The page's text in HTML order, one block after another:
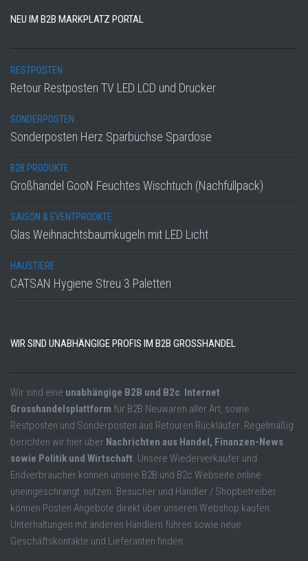
NEU IM B2B MARKPLATZ PORTAL
RESTPOSTEN
Retour Restposten TV LED LCD und Drucker
SONDERPOSTEN
Sonderposten Herz Sparbüchse Spardose
B2B PRODUKTE
Großhandel GooN Feuchtes Wischtuch (Nachfüllpack)
SAISON & EVENTPRODKTE
Glas Weihnachtsbaumkugeln mit LED Licht
HAUSTIERE
CATSAN Hygiene Streu 3 Paletten
WIR SIND UNABHÄNGIGE PROFIS IM B2B GROSSHANDEL
Wir sind eine unabhängige B2B und B2c Internet
Grosshandelsplattform für B2B Neuwaren aller Art, sowie
Restposten und Sonderposten aus Retouren Rückläufer. Regelmäßig
berichten wir hier über Nachrichten aus Handel, Finanzen-News
sowie Politik und Wirtschaft. Unsere Wiederverkäufer und
Endverbraucher können unsere B2B und B2c Webseite online
uneingeschrängt nutzen. Besucher und Händler / Shopbetreiber
können Posten Angebote direkt über unseren Webshop kaufen.
Unterhaltungen mit anderen Händlern führen sowie neue
Geschäftskontakte und Lieferanten finden.